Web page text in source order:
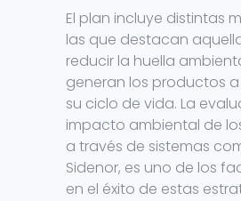
El plan incluye distintas
las que destacan
reducir la huella
generan los productos
su ciclo de vida. La
impacto ambiental de
a través de sistemas
Sidenor, es uno de los
en el éxito de estas